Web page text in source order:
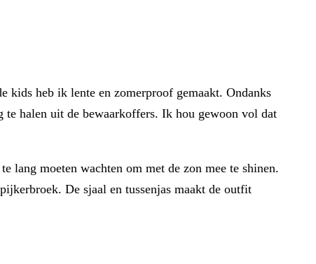
kids heb ik lente en zomerproof gemaakt. Ondanks
halen uit de bewaarkoffers. Ik hou gewoon vol dat
lang moeten wachten om met de zon mee te shinen.
De sjaal en tussenjas maakt de outfit